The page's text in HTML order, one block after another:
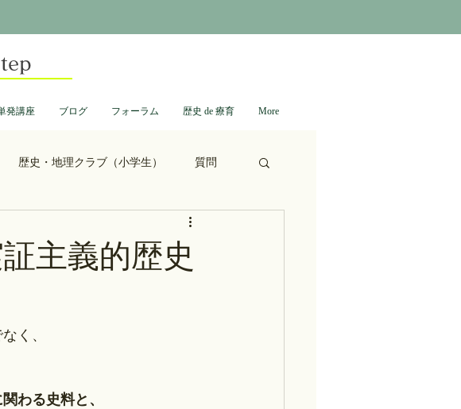
発講座 ブログ フォーラム 歴史 de 療育 More
歴史・地理クラブ（小学生） 質問
会
主義的歴史
く、
わる史料と、